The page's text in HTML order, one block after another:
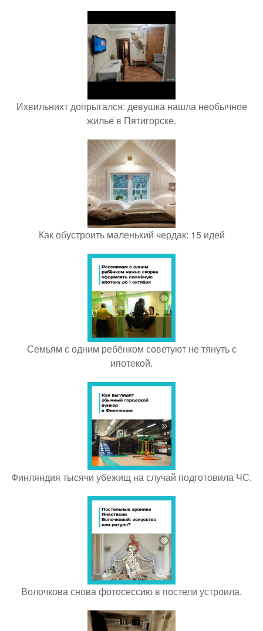
Ихвильнихт допрыгался: девушка нашла необычное
жильё в Пятигорске.
Как обустроить маленький чердак: 15 идей
Семьям с одним ребёнком советуют не тянуть с
ипотекой.
Финляндия тысячи убежищ на случай подготовила ЧС.
Волочкова снова фотосессию в постели устроила.